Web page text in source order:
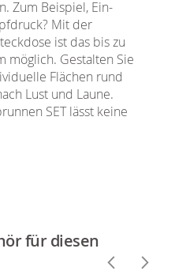
Zum Beispiel, Ein-
Mit der
ist das bis zu
möglich. Gestalten Sie
Flächen rund
Lust und Laune.
SET lässt keine
für diesen